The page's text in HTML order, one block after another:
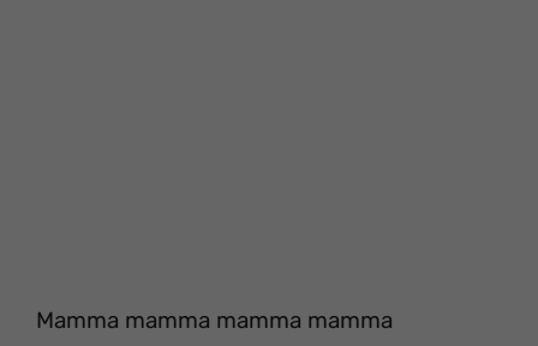
Mamma mamma mamma mamma